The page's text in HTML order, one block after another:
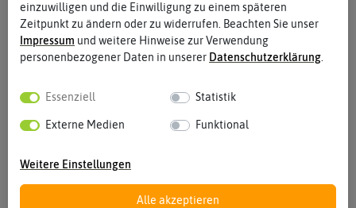
einzuwilligen und die Einwilligung zu einem späteren
Zeitpunkt zu ändern oder zu widerrufen. Beachten Sie unser
Impressum und weitere Hinweise zur Verwendung
personenbezogener Daten in unserer Daten­schutz­erklärung.
Essenziell Statistik
Externe Medien Funktional
Weitere Einstellungen
Alle akzeptieren